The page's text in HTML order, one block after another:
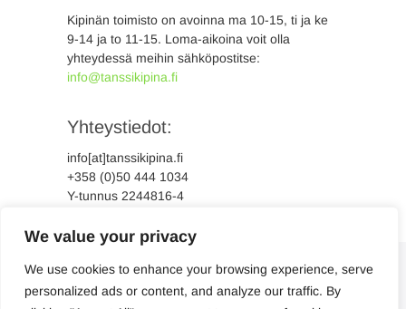
We value your privacy
We use cookies to enhance your browsing experience, serve
personalized ads or content, and analyze our traffic. By
Kipinän toimisto on avoinna ma 10-15, ti ja ke
9-14 ja to 11-15. Loma-aikoina voit olla
yhteydessä meihin sähköpostitse:
info@tanssikipina.fi
Yhteystiedot:
info[at]tanssikipina.fi
+358 (0)50 444 1034
Y-tunnus 2244816-4